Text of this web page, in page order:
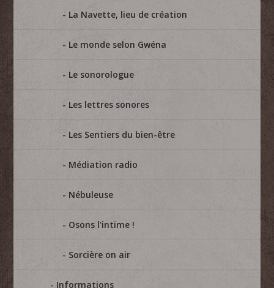
La Navette, lieu de création
Le monde selon Gwéna
Le sonorologue
Les lettres sonores
Les Sentiers du bien-être
Médiation radio
Nébuleuse
Osons l'intime !
Sorcière on air
Informations